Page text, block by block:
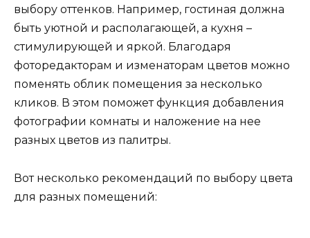
выбору оттенков. Например, гостиная должна
быть уютной и располагающей, а кухня –
стимулирующей и яркой. Благодаря
фоторедакторам и изменаторам цветов можно
поменять облик помещения за несколько
кликов. В этом поможет функция добавления
фотографии комнаты и наложение на нее
разных цветов из палитры.
Вот несколько рекомендаций по выбору цвета
для разных помещений: